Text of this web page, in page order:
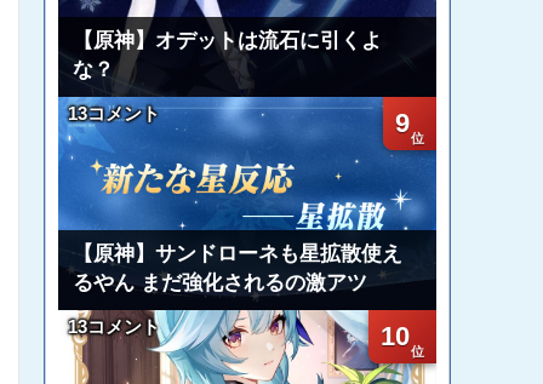
【原神】オデットは流石に引くよ
な？
9
13コメント
【原神】サンドローネも星拡散使え
るやん まだ強化されるの激アツ
10
13コメント